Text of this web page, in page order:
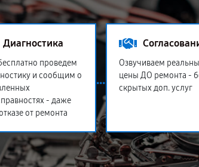
Диагностика
проведем
и сообщим о
- даже
от ремонта
Озвучиваем
цены ДО ремонта -
скрытых доп. услуг